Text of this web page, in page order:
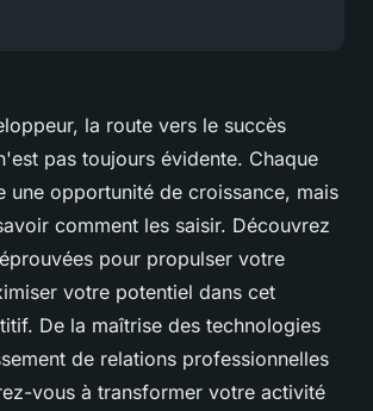
la route vers le succès
pas toujours évidente. Chaque
une opportunité de croissance, mais
comment les saisir. Découvrez
pour propulser votre
votre potentiel dans cet
De la maîtrise des technologies
de relations professionnelles
vous à transformer votre activité